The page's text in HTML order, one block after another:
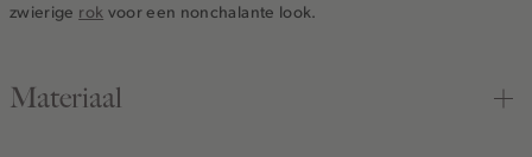
zwierige rok voor een nonchalante look.
Materiaal